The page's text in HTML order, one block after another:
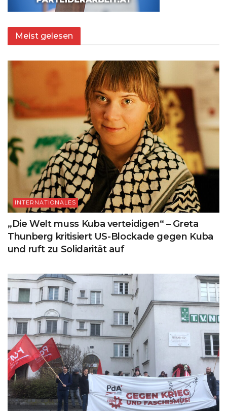
Meist gelesen
INTERNATIONALES
„Die Welt muss Kuba verteidigen“ – Greta
Thunberg kritisiert US-Blockade gegen Kuba
und ruft zu Solidarität auf